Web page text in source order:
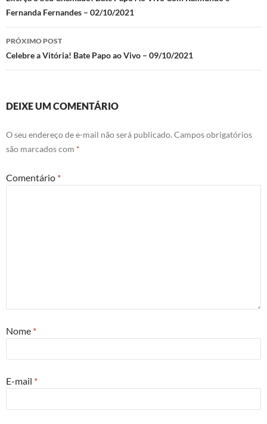
posts
Fernanda Fernandes – 02/10/2021
PRÓXIMO POST
Celebre a Vitória! Bate Papo ao Vivo – 09/10/2021
DEIXE UM COMENTÁRIO
O seu endereço de e-mail não será publicado. Campos obrigatórios
são marcados com *
Comentário *
Nome *
E-mail *